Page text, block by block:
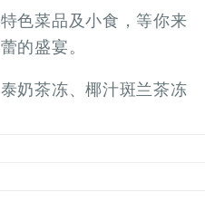
色菜品及小食，等你来
的盛宴。
奶茶冻、椰汁斑兰茶冻